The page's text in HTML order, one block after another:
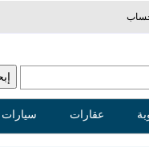
عقارات سيارات